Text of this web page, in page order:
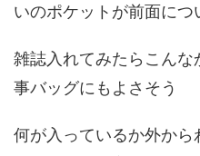
いのポケットが前面につ
雑誌入れてみたらこん
事バッグにもよさそう
何が入っているか外か